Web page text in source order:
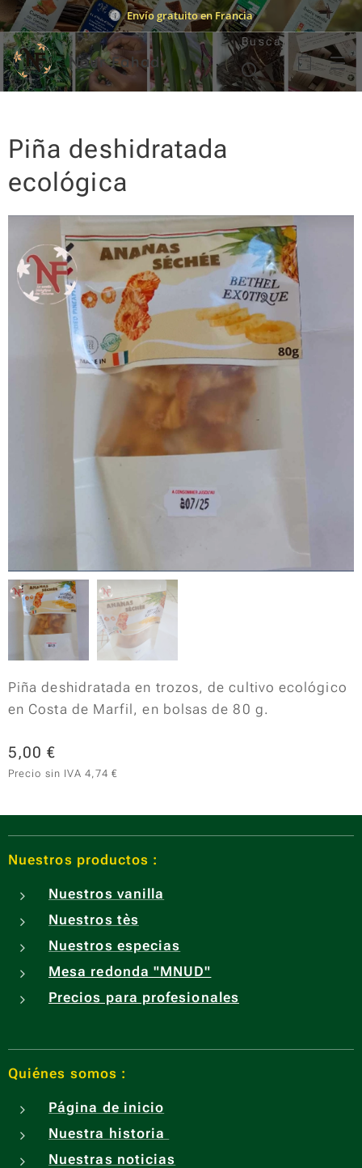
Envío gratuito en Francia
Nour Fahad
Buscar
Piña deshidratada
ecológica
Piña deshidratada en trozos, de cultivo ecológico
en Costa de Marfil, en bolsas de 80 g.
5,00 €
Precio sin IVA 4,74 €
Nuestros productos :
Nuestros vanilla
Nuestros tès
Nuestros especias
Mesa redonda "MNUD"
Precios para profesionales
Quiénes somos :
Página de inicio
Nuestra historia
Nuestras noticias